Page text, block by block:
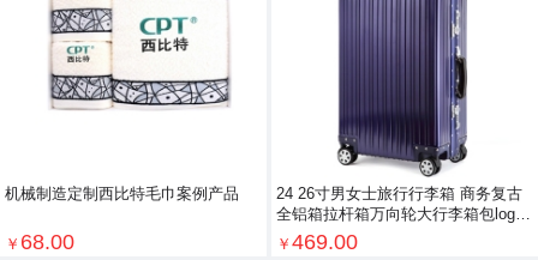
机械制造定制西比特毛巾案例产品
￥ 68.00
24 26寸男女士旅行行李箱 商务复古
全铝箱拉杆箱万向轮大行李箱包logo
定制
￥ 469.00